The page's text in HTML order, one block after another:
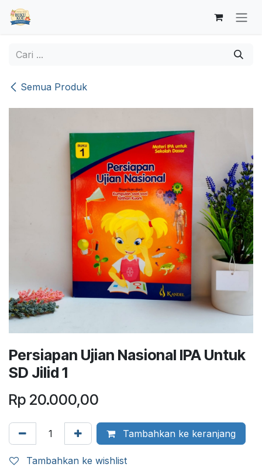
Skip ke Konten
Semua Produk
Persiapan Ujian Nasional IPA Untuk
SD Jilid 1
Rp 20.000,00
Tambahkan ke keranjang
Tambahkan ke wishlist